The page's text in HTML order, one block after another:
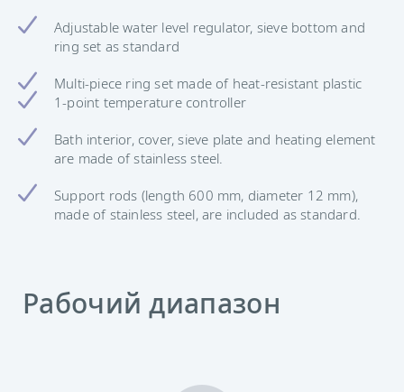
Adjustable water level regulator, sieve bottom and
ring set as standard
Multi-piece ring set made of heat-resistant plastic
1-point temperature controller
Bath interior, cover, sieve plate and heating element
are made of stainless steel.
Support rods (length 600 mm, diameter 12 mm),
made of stainless steel, are included as standard.
Рабочий диапазон